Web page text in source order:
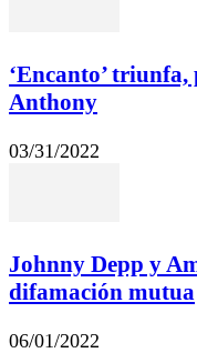
‘Encanto’
Anthony
03/31/2022
Johnny Depp y
difamación mutua
06/01/2022